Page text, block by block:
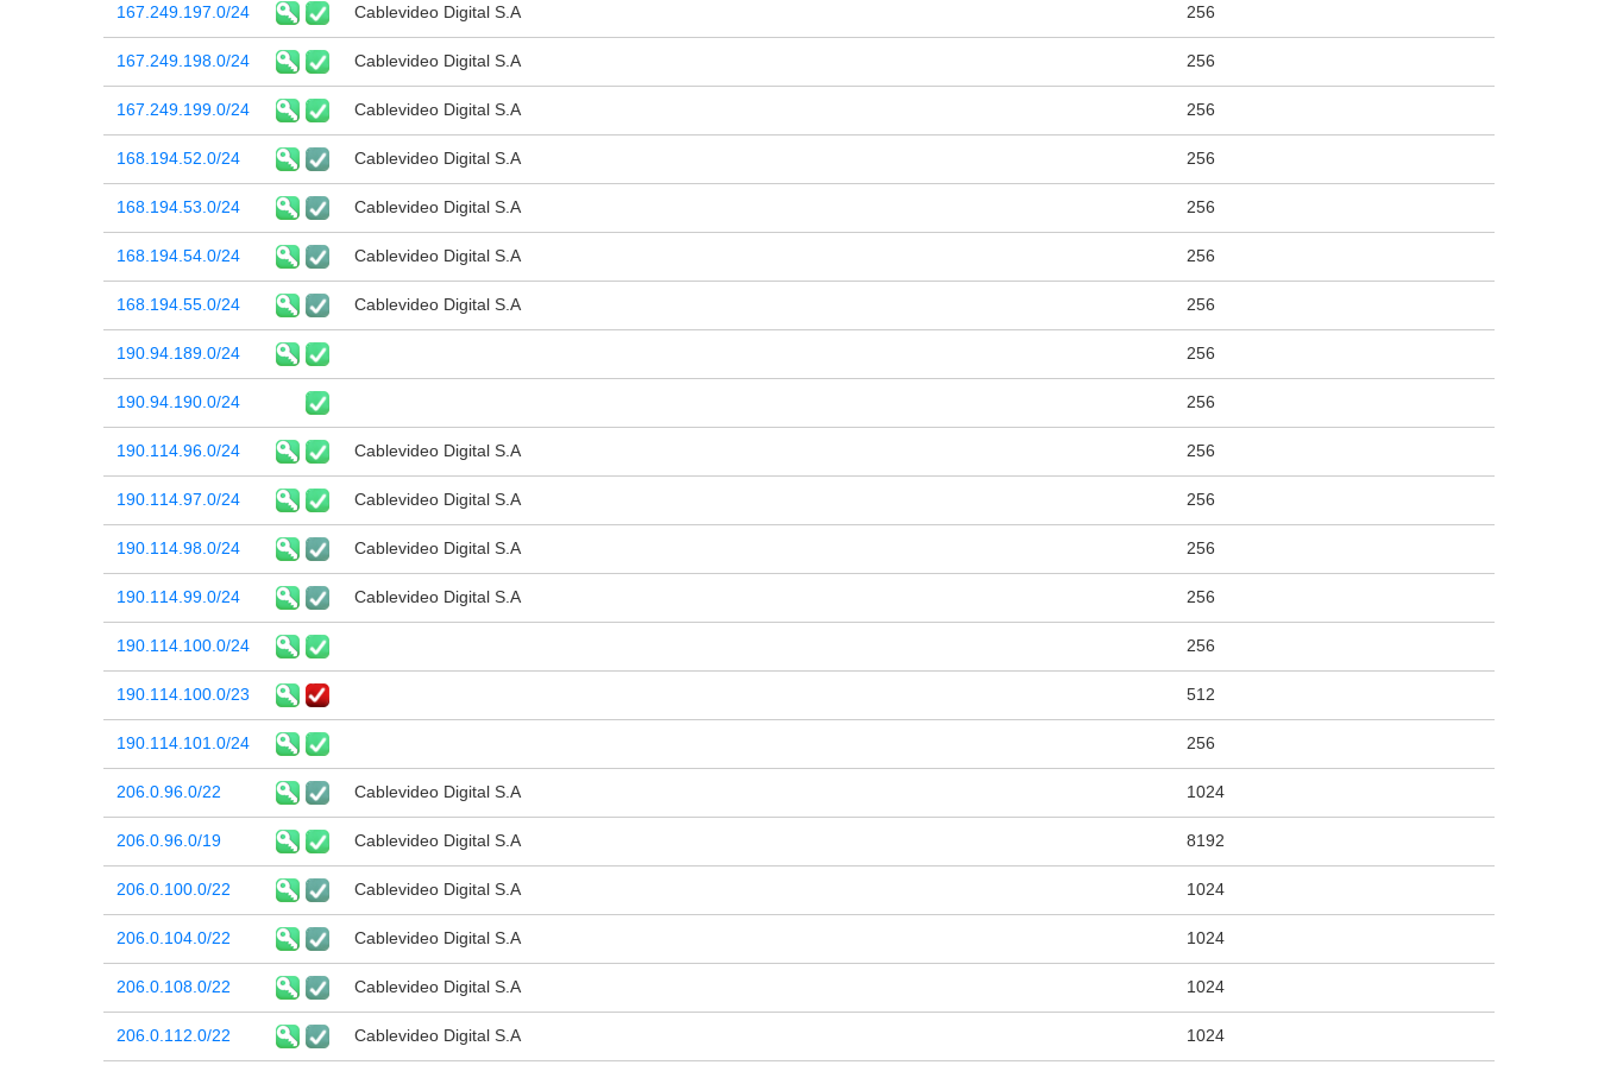
167.249.197.0/24 Cablevideo Digital S.A 256
167.249.198.0/24 Cablevideo Digital S.A 256
167.249.199.0/24 Cablevideo Digital S.A 256
168.194.52.0/24 Cablevideo Digital S.A 256
168.194.53.0/24 Cablevideo Digital S.A 256
168.194.54.0/24 Cablevideo Digital S.A 256
168.194.55.0/24 Cablevideo Digital S.A 256
190.94.189.0/24 256
190.94.190.0/24 256
190.114.96.0/24 Cablevideo Digital S.A 256
190.114.97.0/24 Cablevideo Digital S.A 256
190.114.98.0/24 Cablevideo Digital S.A 256
190.114.99.0/24 Cablevideo Digital S.A 256
190.114.100.0/24 256
190.114.100.0/23 512
190.114.101.0/24 256
206.0.96.0/22 Cablevideo Digital S.A 1024
206.0.96.0/19 Cablevideo Digital S.A 8192
206.0.100.0/22 Cablevideo Digital S.A 1024
206.0.104.0/22 Cablevideo Digital S.A 1024
206.0.108.0/22 Cablevideo Digital S.A 1024
206.0.112.0/22 Cablevideo Digital S.A 1024